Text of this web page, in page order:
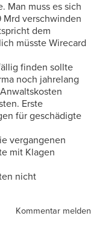
Man muss es sich
Mrd verschwinden
dem
müsste Wirecard
finden sollte
noch jahrelang
Erste
für geschädigte
vergangenen
mit Klagen
nicht
Kommentar melden